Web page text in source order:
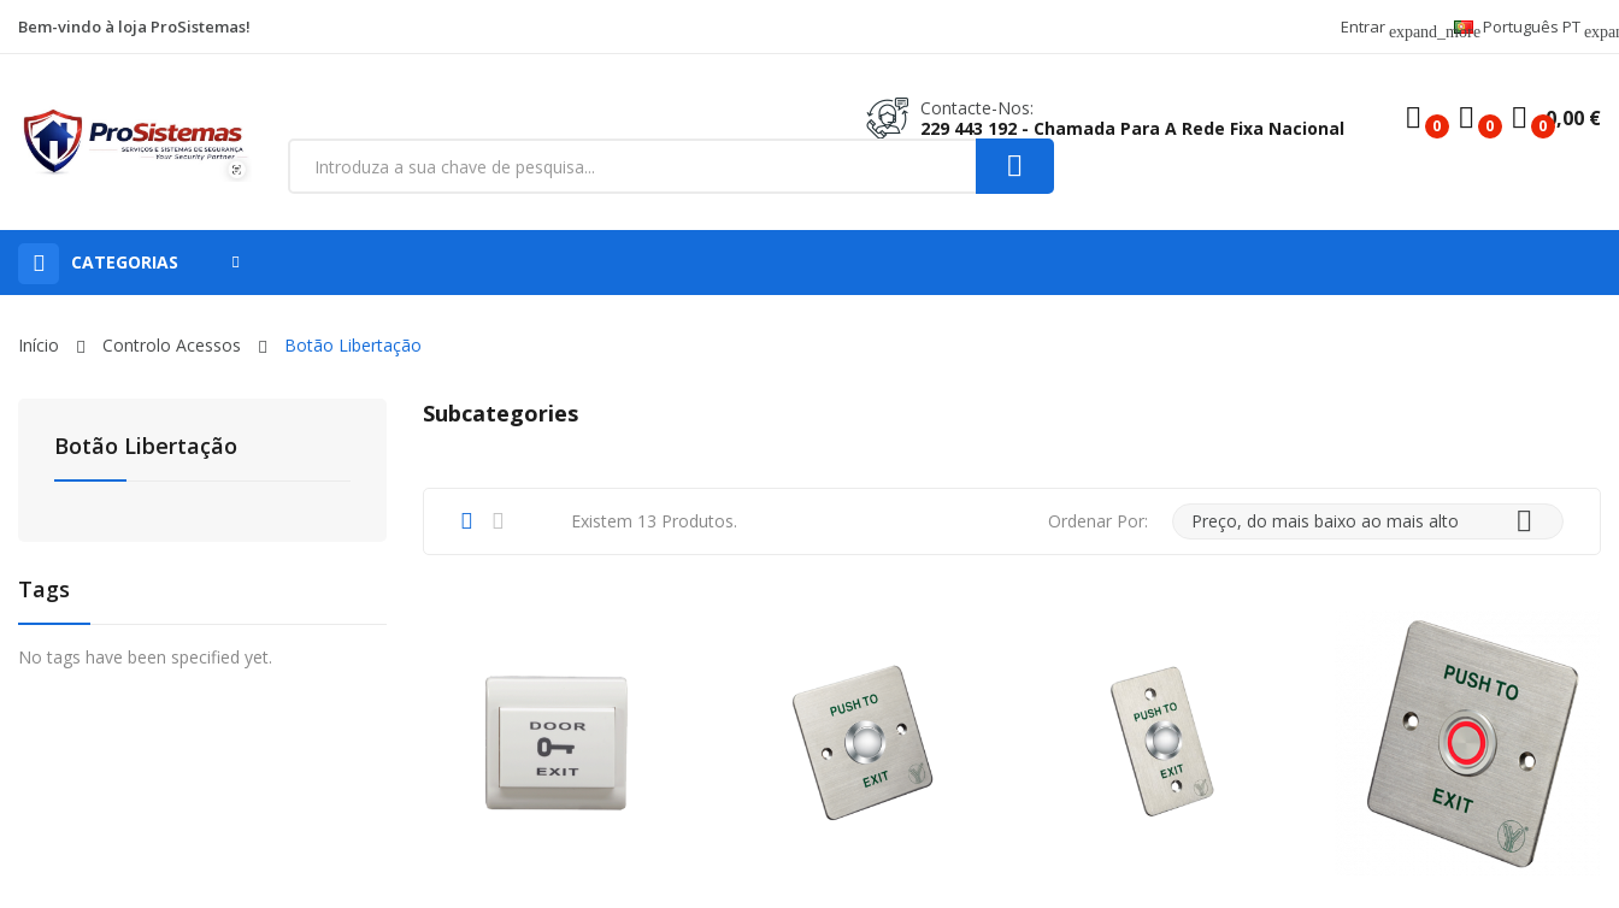
Português PT
Entrar expand_more
Bem-vindo à loja ProSistemas!
00,00 €
0
0
Contacte-Nos:
229 443 192 - Chamada Para A Rede Fixa Nacional
CATEGORIAS
Início Controlo Acessos Botão Libertação
Botão Libertação
Tags
No tags have been specified yet.
Subcategories
Existem 13 Produtos. Ordenar Por: Preço, do mais baixo ao mais alto 